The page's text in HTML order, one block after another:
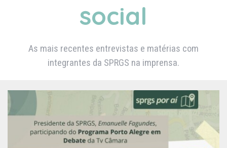
social
As mais recentes entrevistas e matérias com
integrantes da SPRGS na imprensa.